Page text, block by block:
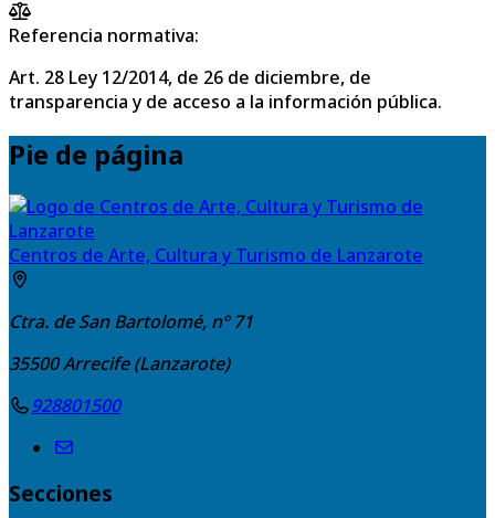
Referencia normativa:
Art. 28 Ley 12/2014, de 26 de diciembre, de
transparencia y de acceso a la información pública.
Pie de página
Centros de Arte, Cultura y Turismo de Lanzarote
Ctra. de San Bartolomé, nº 71
35500Arrecife (Lanzarote)
928801500
Secciones